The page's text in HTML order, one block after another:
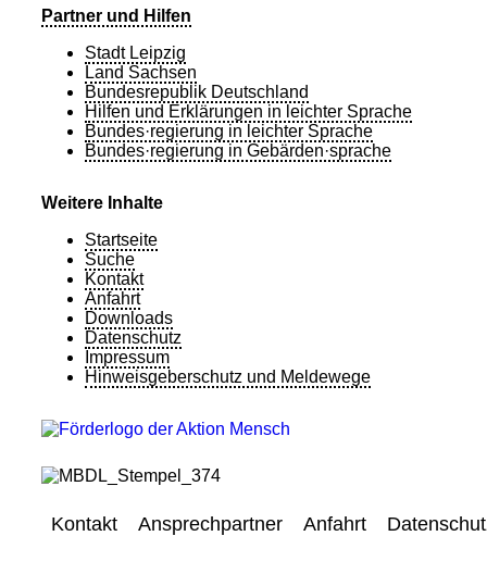
Partner und Hilfen
Stadt Leipzig
Land Sachsen
Bundesrepublik Deutschland
Hilfen und Erklärungen in leichter Sprache
Bundes·regierung in leichter Sprache
Bundes·regierung in Gebärden·sprache
Weitere Inhalte
Startseite
Suche
Kontakt
Anfahrt
Downloads
Datenschutz
Impressum
Hinweisgeberschutz und Meldewege
Kontakt Ansprechpartner Anfahrt